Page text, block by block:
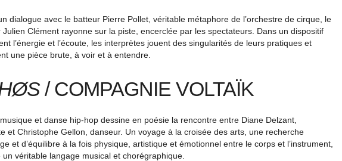
dialogue avec le batteur Pierre Pollet, véritable métaphore de l’orchestre de cirque, le
Julien Clément rayonne sur la piste, encerclée par les spectateurs. Dans un dispositif
l’énergie et l’écoute, les interprètes jouent des singularités de leurs pratiques et
une pièce brute, à voir et à entendre.
/ COMPAGNIE VOLTAÏK
et danse hip-hop dessine en poésie la rencontre entre Diane Delzant,
et Christophe Gellon, danseur. Un voyage à la croisée des arts, une recherche
et d’équilibre à la fois physique, artistique et émotionnel entre le corps et l’instrument,
un véritable langage musical et chorégraphique.